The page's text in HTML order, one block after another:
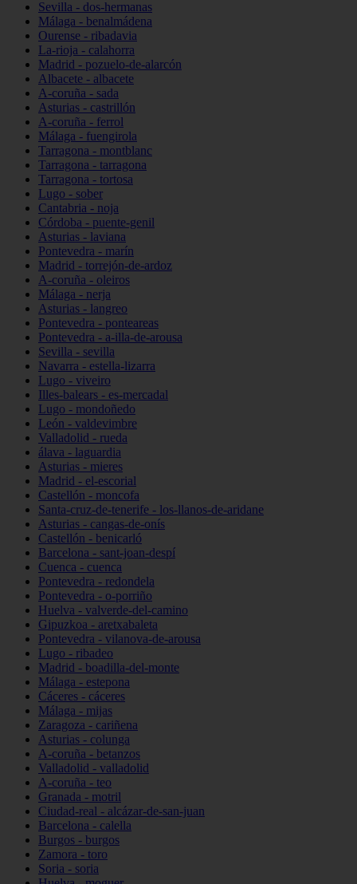
Sevilla - dos-hermanas
Málaga - benalmádena
Ourense - ribadavia
La-rioja - calahorra
Madrid - pozuelo-de-alarcón
Albacete - albacete
A-coruña - sada
Asturias - castrillón
A-coruña - ferrol
Málaga - fuengirola
Tarragona - montblanc
Tarragona - tarragona
Tarragona - tortosa
Lugo - sober
Cantabria - noja
Córdoba - puente-genil
Asturias - laviana
Pontevedra - marín
Madrid - torrejón-de-ardoz
A-coruña - oleiros
Málaga - nerja
Asturias - langreo
Pontevedra - ponteareas
Pontevedra - a-illa-de-arousa
Sevilla - sevilla
Navarra - estella-lizarra
Lugo - viveiro
Illes-balears - es-mercadal
Lugo - mondoñedo
León - valdevimbre
Valladolid - rueda
álava - laguardia
Asturias - mieres
Madrid - el-escorial
Castellón - moncofa
Santa-cruz-de-tenerife - los-llanos-de-aridane
Asturias - cangas-de-onís
Castellón - benicarló
Barcelona - sant-joan-despí
Cuenca - cuenca
Pontevedra - redondela
Pontevedra - o-porriño
Huelva - valverde-del-camino
Gipuzkoa - aretxabaleta
Pontevedra - vilanova-de-arousa
Lugo - ribadeo
Madrid - boadilla-del-monte
Málaga - estepona
Cáceres - cáceres
Málaga - mijas
Zaragoza - cariñena
Asturias - colunga
A-coruña - betanzos
Valladolid - valladolid
A-coruña - teo
Granada - motril
Ciudad-real - alcázar-de-san-juan
Barcelona - calella
Burgos - burgos
Zamora - toro
Soria - soria